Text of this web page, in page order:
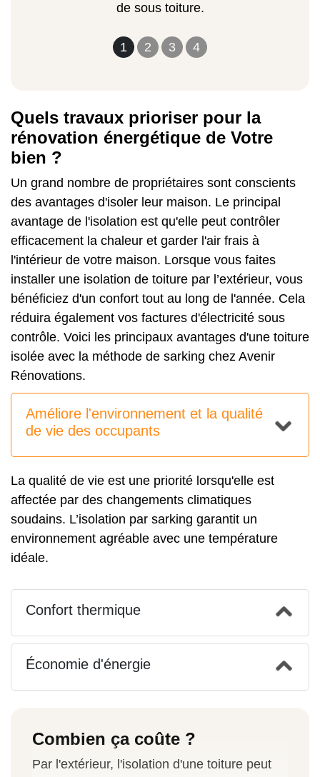
1 2 3 4
de sous toiture.
Quels travaux prioriser pour la
rénovation énergétique de Votre
bien ?
Un grand nombre de propriétaires sont conscients
des avantages d'isoler leur maison. Le principal
avantage de l'isolation est qu'elle peut contrôler
efficacement la chaleur et garder l'air frais à
l'intérieur de votre maison. Lorsque vous faites
installer une isolation de toiture par l’extérieur, vous
bénéficiez d'un confort tout au long de l'année. Cela
réduira également vos factures d'électricité sous
contrôle. Voici les principaux avantages d'une toiture
isolée avec la méthode de sarking chez Avenir
Rénovations.
Améliore l'environnement et la qualité
de vie des occupants
La qualité de vie est une priorité lorsqu'elle est
affectée par des changements climatiques
soudains. L’isolation par sarking garantit un
environnement agréable avec une température
idéale.
Confort thermique
Économie d'énergie
Combien ça coûte ?
Par l'extérieur, l'isolation d'une toiture peut